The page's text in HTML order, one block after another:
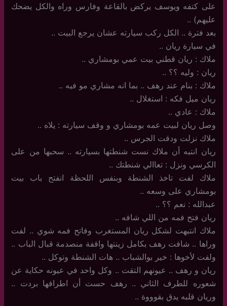
على كتفه ويوسف يركض بالقاعة وفارس وراه والكل يضحك
عليهم) ..
بعد فترة .. الكل ركب سيارته عشان يرجع البيت ..
في سيارة ريان ..
ملاك : ريان قطني بيت عمي بومشاري ..
ريان : وليه ؟؟ ..
ملاك : بنام عند رهف .. بما انه مشاري مو فيه ..
ريان ميل فكه : استغلال ..
ملاك : عادي ..
وصل ريان لبيت عمه بومشاري و وقف سيارته : يلاه ..
ملاك نزلت ودقت الجرس ..
ريان انتبه أن ملاك نست شنطتها بسيارته .. سحبها من على
الكرسي ونزل : تعاالي شنطتك ..
ملاك لفت تاخذ الشنطة وبنفس اللحظة انفتح باب بيت
بومشاري على وسعه ..
عبدالله : نعم ؟؟ ..
ريان فتح فمه من اللي شافه ..
ملاك انتبهت لشكل ريان المستغرب وفاتح فمه شوي .. لفت
وراها .. شافت رهف بكامل زينتها واقفة منصدمة قبال الباب ..
ولفت لأخوها : خير بوالشباب .. هات الشنطة وتوكل ..
ريان و رهف .. عيونهم التقت .. وكل واحد في عيونه حكاية عن
شعوره للطرف الثاني .. رهف حست أن اطرافها بردت ..
وريان قلبه يدق بقوووة ..